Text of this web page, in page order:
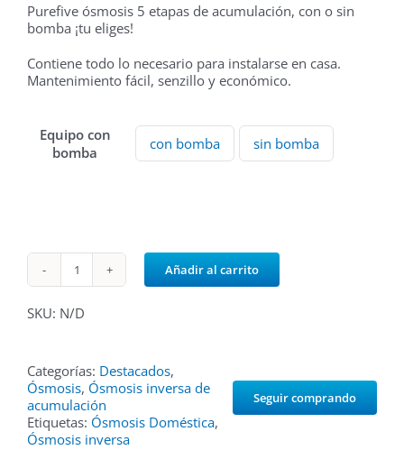
182,00€
Purefive ósmosis 5 etapas de acumulación, con o sin
bomba ¡tu eliges!
Contiene todo lo necesario para instalarse en casa.
Mantenimiento fácil, senzillo y económico.
Equipo con
bomba
con bomba sin bomba
Purefive
5
Añadir al carrito
SKU: N/D
Seguir comprando
Categorías: Destacados,
Ósmosis, Ósmosis inversa de
acumulación
Etiquetas: Ósmosis Doméstica,
Ósmosis inversa